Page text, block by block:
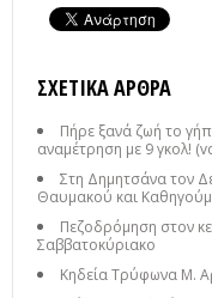
ΣΧΕΤΙΚΆ ΆΡΘΡΑ
Πήρε ξανά ζωή το
αναμέτρηση με 9 γκολ!
Στη Δημητσάνα τον
Θαυμακού και
Πεζοδρόμηση στον
Σαββατοκύριακο
Κηδεία Τρύφωνα Μ.